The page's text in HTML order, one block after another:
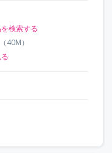
検索する
40M）